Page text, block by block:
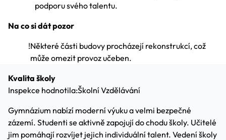
podporu svého talentu.
Na co si dát pozor
!Některé části budovy procházejí rekonstrukcí, což
může omezit provoz učeben.
Kvalita školy
Inspekce hodnotila:Školní Vzdělávání
Gymnázium nabízí moderní výuku a velmi bezpečné
zázemí. Studenti se aktivně zapojují do chodu školy. Učitelé
jim pomáhají rozvíjet jejich individuální talent. Vedení školy